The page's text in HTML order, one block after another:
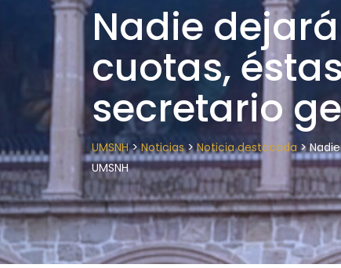
Nadie
cuotas,
secretario
UMSNH>Noticias>Noticia destacada >
UMSNH